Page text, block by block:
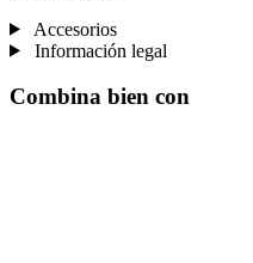
Accesorios
Información legal
Combina bien con